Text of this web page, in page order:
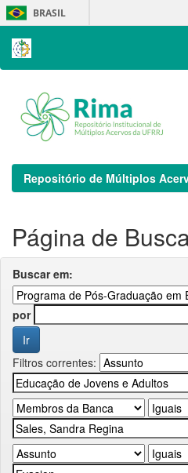
Skip
navigation
BRASIL
Repositório de Múltiplos
Página de
Buscar em:
por
Filtros correntes: